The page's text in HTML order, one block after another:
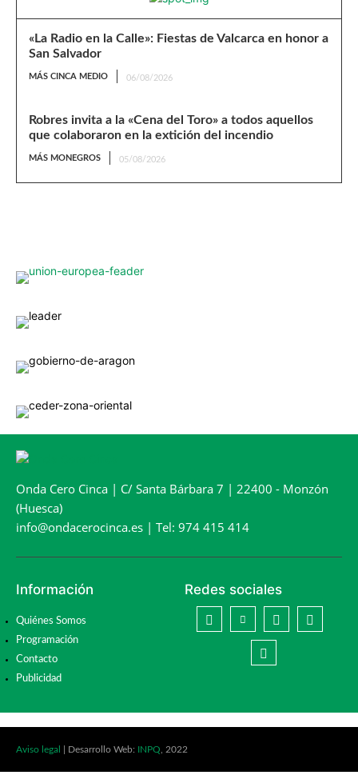
«La Radio en la Calle»: Fiestas de Valcarca en honor a
San Salvador
MÁS CINCA MEDIO 06/08/2026
Robres invita a la «Cena del Toro» a todos aquellos
que colaboraron en la extición del incendio
MÁS MONEGROS 05/08/2026
Onda Cero Cinca | C/ Santa Bárbara 7 | 22400 - Monzón
(Huesca)
info@ondacerocinca.es | Tel: 974 415 414
Información
Quiénes Somos
Programación
Contacto
Publicidad
Redes sociales
Aviso legal | Desarrollo Web: INPQ , 2022